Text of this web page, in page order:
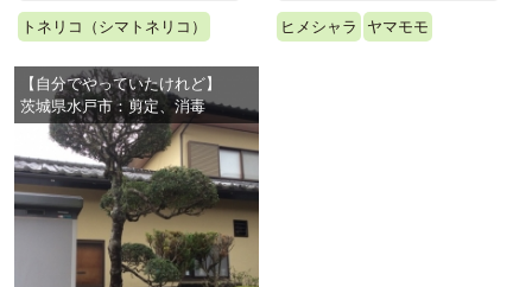
トネリコ（シマトネリコ） ヒメシャラ ヤマモモ
【自分でやっていたけれど】
茨城県水戸市：剪定、消毒